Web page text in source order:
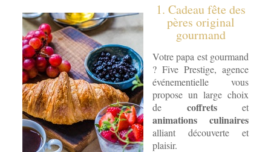
1. Cadeau fête des
pères original
gourmand
Votre papa est gourmand
? Five Prestige, agence
événementielle vous
propose un large choix
de coffretset
animations culinaires
alliant découverte et
plaisir.